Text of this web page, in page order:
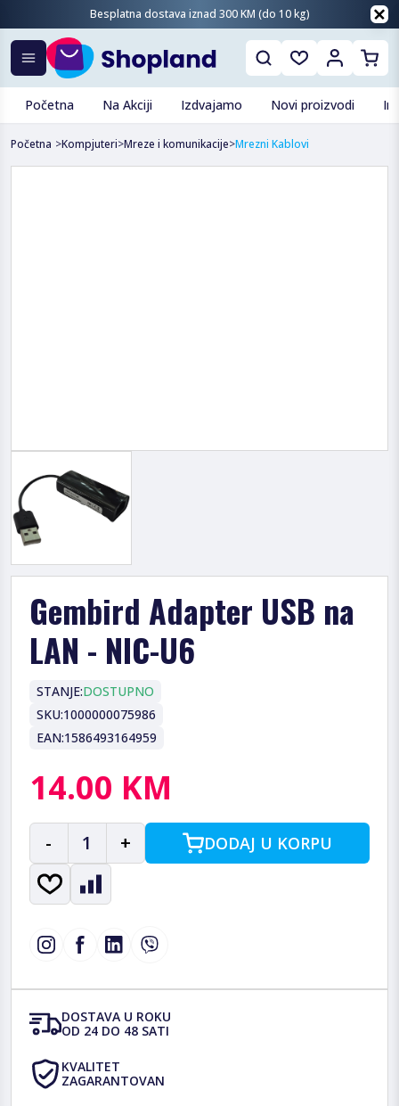
Besplatna dostava iznad 300 KM (do 10 kg)
Početna Na Akciji Izdvajamo Novi proizvodi
Početna >Kompjuteri>Mreze i komunikacije>Mrezni Kablovi
Gembird Adapter USB na
LAN - NIC-U6
STANJE:DOSTUPNO
SKU:1000000075986
EAN:1586493164959
14.00 KM
- 1 + DODAJ U KORPU
DOSTAVA U ROKU
OD 24 DO 48 SATI
KVALITET
ZAGARANTOVAN